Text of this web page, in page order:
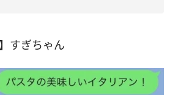
すぎちゃん